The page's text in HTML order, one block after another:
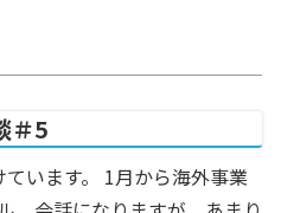
＃5
います。 1月から海外事業